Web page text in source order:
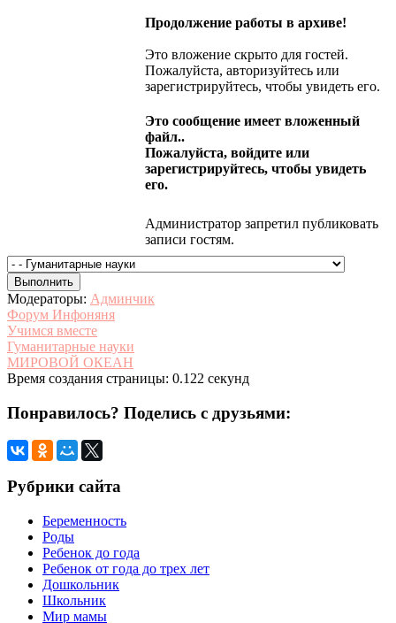
Продолжение работы в архиве!
Это вложение скрыто для гостей.
Пожалуйста, авторизуйтесь или
зарегистрируйтесь, чтобы увидеть его.
Это сообщение имеет вложенный
файл..
Пожалуйста, войдите или
зарегистрируйтесь, чтобы увидеть
его.
Администратор запретил публиковать
записи гостям.
Модераторы: Админчик
Форум Инфоняня
Учимся вместе
Гуманитарные науки
МИРОВОЙ ОКЕАН
Время создания страницы: 0.122 секунд
Понравилось? Поделись с друзьями:
Рубрики сайта
Беременность
Роды
Ребенок до года
Ребенок от года до трех лет
Дошкольник
Школьник
Мир мамы